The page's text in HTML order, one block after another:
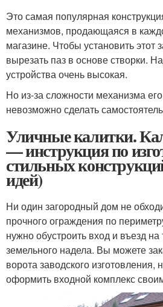
Это самая популярная
механизмов, продающаяся в
магазине. Чтобы установить этот
вырезать паз в основе створки.
устройства очень высокая.
Но из-за сложности механизма
невозможно сделать
Уличные калитки.
— инструкция по
стильных
идей)
Ни один загородный дом не
прочного ограждения по
нужно обустроить вход и въезд
земельного надела. Вы можете
ворота заводского
оформить входной комплекс